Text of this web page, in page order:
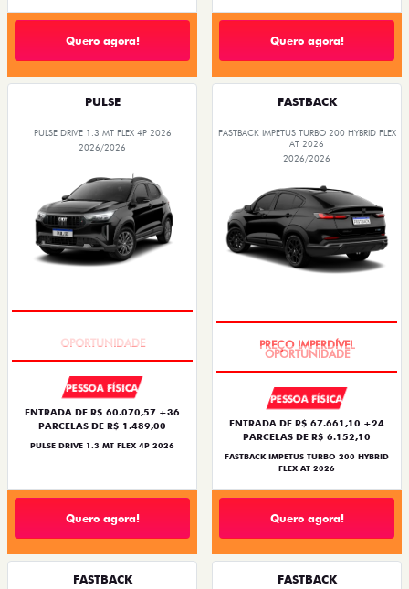
Quero agora! Quero agora!
PULSE
PULSE DRIVE 1.3 MT FLEX 4P 2026
2026/2026
PESSOA FÍSICA
ENTRADA DE R$ 60.070,57 +36
PARCELAS DE R$ 1.489,00
PULSE DRIVE 1.3 MT FLEX 4P 2026
Quero agora!
FASTBACK
FASTBACK IMPETUS TURBO 200 HYBRID FLEX
AT 2026
2026/2026
PESSOA FÍSICA
ENTRADA DE R$ 67.661,10 +24
PARCELAS DE R$ 6.152,10
FASTBACK IMPETUS TURBO 200 HYBRID
FLEX AT 2026
Quero agora!
FASTBACK FASTBACK